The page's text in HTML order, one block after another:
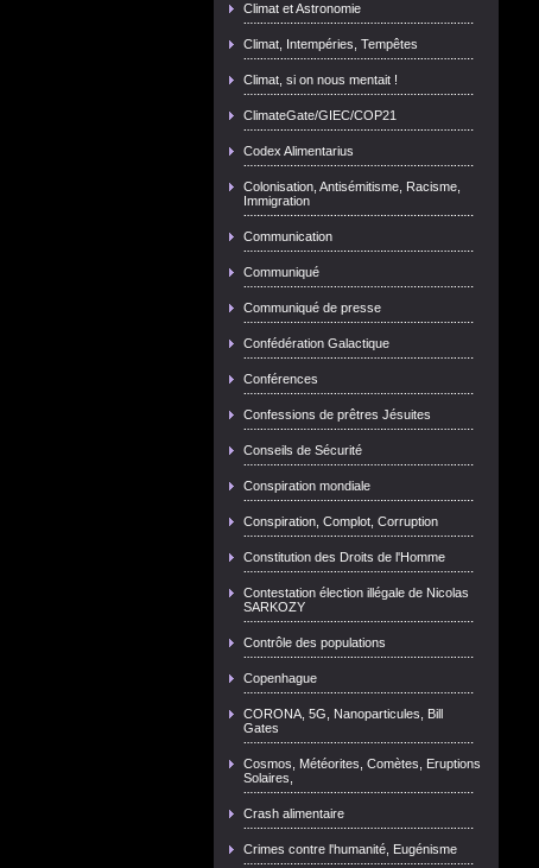
Climat et Astronomie
Climat, Intempéries, Tempêtes
Climat, si on nous mentait !
ClimateGate/GIEC/COP21
Codex Alimentarius
Colonisation, Antisémitisme, Racisme,
Immigration
Communication
Communiqué
Communiqué de presse
Confédération Galactique
Conférences
Confessions de prêtres Jésuites
Conseils de Sécurité
Conspiration mondiale
Conspiration, Complot, Corruption
Constitution des Droits de l'Homme
Contestation élection illégale de Nicolas
SARKOZY
Contrôle des populations
Copenhague
CORONA, 5G, Nanoparticules, Bill
Gates
Cosmos, Météorites, Comètes, Eruptions
Solaires,
Crash alimentaire
Crimes contre l'humanité, Eugénisme